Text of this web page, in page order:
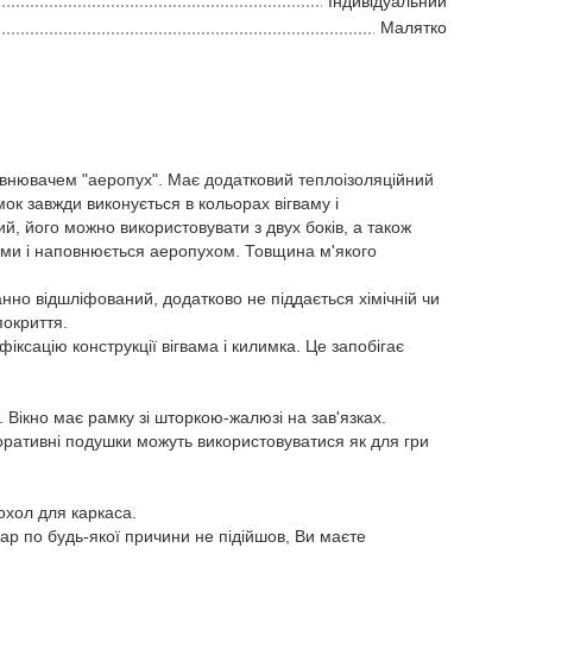
Малятко
"аеропух". Має додатковий теплоізоляційний
завжди виконується в кольорах вігваму і
його можно використовувати з двух боків, а також
і наповнюється аеропухом. Товщина м'якого
відшліфований, додатково не піддається хімічній чи
конструкції вігвама і килимка. Це запобігає
має рамку зі шторкою-жалюзі на зав'язках.
подушки можуть використовуватися як для гри
для каркаса.
по будь-якої причини не підійшов, Ви маєте